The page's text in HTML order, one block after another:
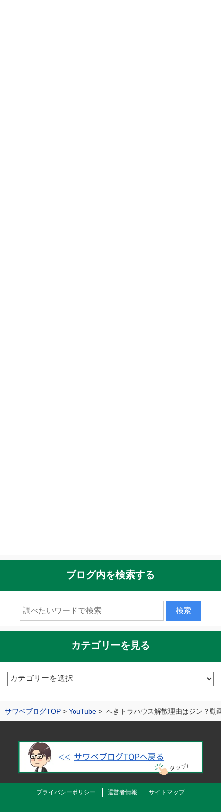
サワベブログTOP YouTube へきトラハウス解散理由はジン？動
ブログ内を検索する
カテゴリーを見る
カ
リ
プライバシーポリシー 運営者情報 サイトマップ